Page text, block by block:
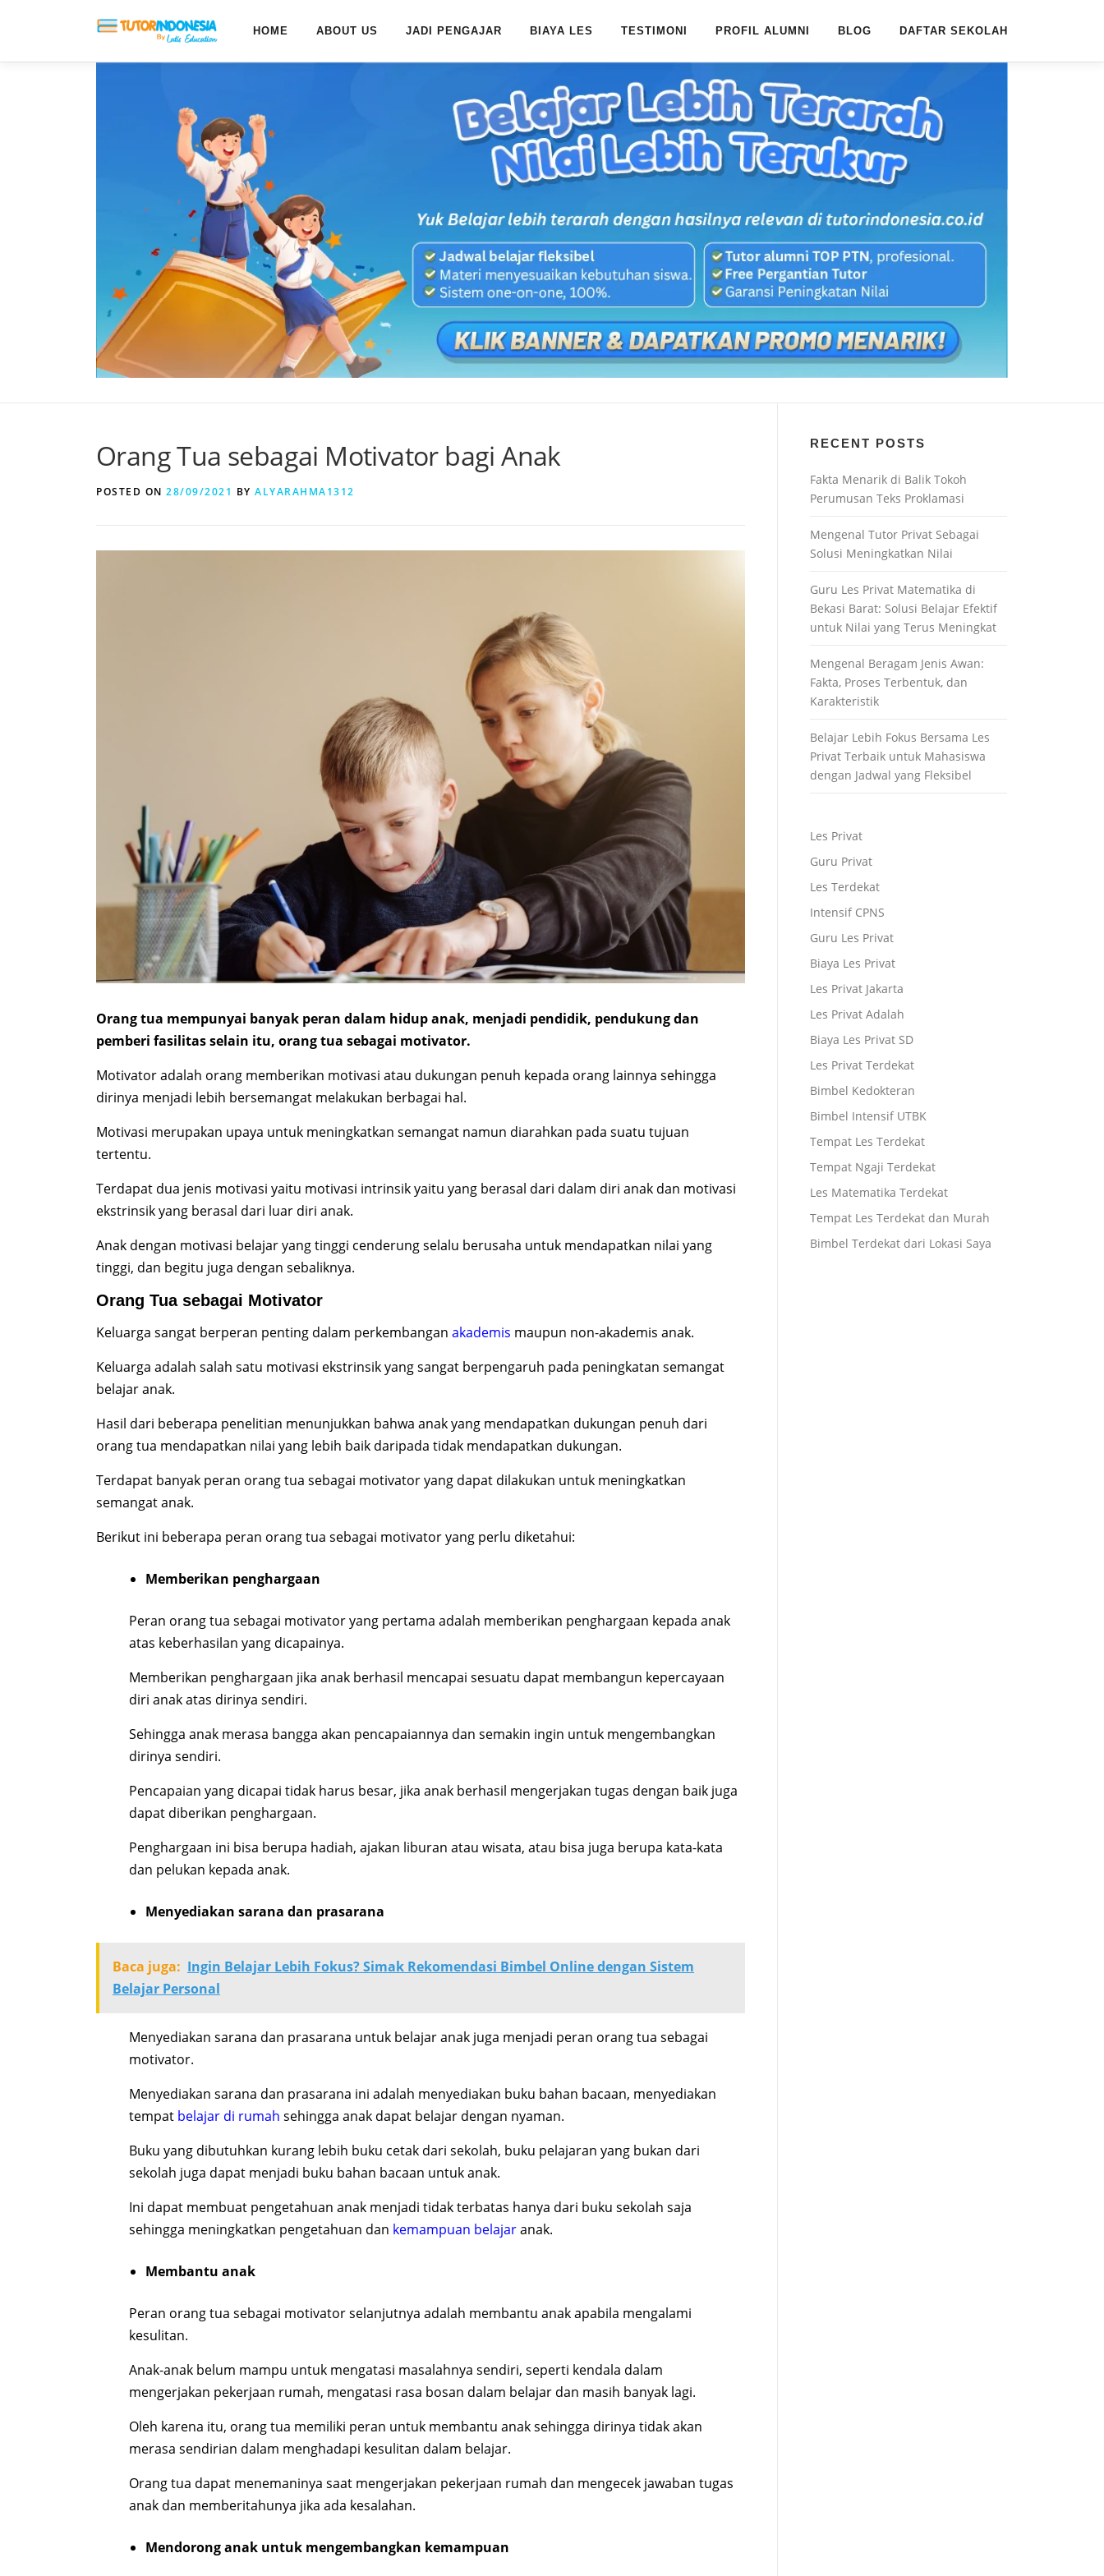
HOME ABOUT US JADI PENGAJAR BIAYA LES TESTIMONI PROFIL ALUMNI BLOG DAFTAR SEKOLAH
Orang Tua sebagai Motivator bagi Anak
POSTED ON 28/09/2021 BY ALYARAHMA1312
Orang tua mempunyai banyak peran dalam hidup anak, menjadi pendidik, pendukung dan
pemberi fasilitas selain itu, orang tua sebagai motivator.
Motivator adalah orang memberikan motivasi atau dukungan penuh kepada orang lainnya sehingga
dirinya menjadi lebih bersemangat melakukan berbagai hal.
Motivasi merupakan upaya untuk meningkatkan semangat namun diarahkan pada suatu tujuan
tertentu.
Terdapat dua jenis motivasi yaitu motivasi intrinsik yaitu yang berasal dari dalam diri anak dan motivasi
ekstrinsik yang berasal dari luar diri anak.
Anak dengan motivasi belajar yang tinggi cenderung selalu berusaha untuk mendapatkan nilai yang
tinggi, dan begitu juga dengan sebaliknya.
Orang Tua sebagai Motivator
Keluarga sangat berperan penting dalam perkembangan akademis maupun non-akademis anak.
Keluarga adalah salah satu motivasi ekstrinsik yang sangat berpengaruh pada peningkatan semangat
belajar anak.
Hasil dari beberapa penelitian menunjukkan bahwa anak yang mendapatkan dukungan penuh dari
orang tua mendapatkan nilai yang lebih baik daripada tidak mendapatkan dukungan.
Terdapat banyak peran orang tua sebagai motivator yang dapat dilakukan untuk meningkatkan
semangat anak.
Berikut ini beberapa peran orang tua sebagai motivator yang perlu diketahui:
Memberikan penghargaan
Peran orang tua sebagai motivator yang pertama adalah memberikan penghargaan kepada anak
atas keberhasilan yang dicapainya.
Memberikan penghargaan jika anak berhasil mencapai sesuatu dapat membangun kepercayaan
diri anak atas dirinya sendiri.
Sehingga anak merasa bangga akan pencapaiannya dan semakin ingin untuk mengembangkan
dirinya sendiri.
Pencapaian yang dicapai tidak harus besar, jika anak berhasil mengerjakan tugas dengan baik juga
dapat diberikan penghargaan.
Penghargaan ini bisa berupa hadiah, ajakan liburan atau wisata, atau bisa juga berupa kata-kata
dan pelukan kepada anak.
Menyediakan sarana dan prasarana
Baca juga: Ingin Belajar Lebih Fokus? Simak Rekomendasi Bimbel Online dengan Sistem
Belajar Personal
Menyediakan sarana dan prasarana untuk belajar anak juga menjadi peran orang tua sebagai
motivator.
Menyediakan sarana dan prasarana ini adalah menyediakan buku bahan bacaan, menyediakan
tempat belajar di rumah sehingga anak dapat belajar dengan nyaman.
Buku yang dibutuhkan kurang lebih buku cetak dari sekolah, buku pelajaran yang bukan dari
sekolah juga dapat menjadi buku bahan bacaan untuk anak.
Ini dapat membuat pengetahuan anak menjadi tidak terbatas hanya dari buku sekolah saja
sehingga meningkatkan pengetahuan dan kemampuan belajaranak.
Membantu anak
Peran orang tua sebagai motivator selanjutnya adalah membantu anak apabila mengalami
kesulitan.
Anak-anak belum mampu untuk mengatasi masalahnya sendiri, seperti kendala dalam
mengerjakan pekerjaan rumah, mengatasi rasa bosan dalam belajar dan masih banyak lagi.
Oleh karena itu, orang tua memiliki peran untuk membantu anak sehingga dirinya tidak akan
merasa sendirian dalam menghadapi kesulitan dalam belajar.
Orang tua dapat menemaninya saat mengerjakan pekerjaan rumah dan mengecek jawaban tugas
anak dan memberitahunya jika ada kesalahan.
Mendorong anak untuk mengembangkan kemampuan
RECENT POSTS
Fakta Menarik di Balik Tokoh
Perumusan Teks Proklamasi
Mengenal Tutor Privat Sebagai
Solusi Meningkatkan Nilai
Guru Les Privat Matematika di
Bekasi Barat: Solusi Belajar Efektif
untuk Nilai yang Terus Meningkat
Mengenal Beragam Jenis Awan:
Fakta, Proses Terbentuk, dan
Karakteristik
Belajar Lebih Fokus Bersama Les
Privat Terbaik untuk Mahasiswa
dengan Jadwal yang Fleksibel
Les Privat
Guru Privat
Les Terdekat
Intensif CPNS
Guru Les Privat
Biaya Les Privat
Les Privat Jakarta
Les Privat Adalah
Biaya Les Privat SD
Les Privat Terdekat
Bimbel Kedokteran
Bimbel Intensif UTBK
Tempat Les Terdekat
Tempat Ngaji Terdekat
Les Matematika Terdekat
Tempat Les Terdekat dan Murah
Bimbel Terdekat dari Lokasi Saya